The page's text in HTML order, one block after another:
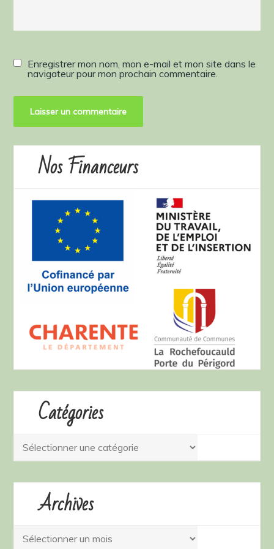
Enregistrer mon nom, mon e-mail et mon site dans le
navigateur pour mon prochain commentaire.
Nos Financeurs
Catégories
Catégories
Archives
Archives